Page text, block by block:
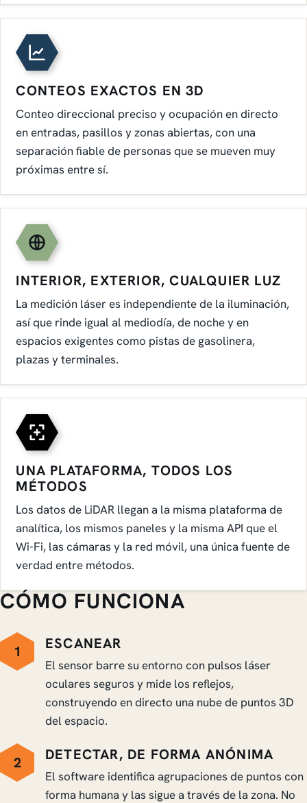
CONTEOS EXACTOS EN 3D
Conteo direccional preciso y ocupación en directo
en entradas, pasillos y zonas abiertas, con una
separación fiable de personas que se mueven muy
próximas entre sí.
INTERIOR, EXTERIOR, CUALQUIER LUZ
La medición láser es independiente de la iluminación,
así que rinde igual al mediodía, de noche y en
espacios exigentes como pistas de gasolinera,
plazas y terminales.
UNA PLATAFORMA, TODOS LOS
MÉTODOS
Los datos de LiDAR llegan a la misma plataforma de
analítica, los mismos paneles y la misma API que el
Wi-Fi, las cámaras y la red móvil, una única fuente de
verdad entre métodos.
CÓMO FUNCIONA
1 ESCANEAR
El sensor barre su entorno con pulsos láser
oculares seguros y mide los reflejos,
construyendo en directo una nube de puntos 3D
del espacio.
2 DETECTAR, DE FORMA ANÓNIMA
El software identifica agrupaciones de puntos con
forma humana y las sigue a través de la zona. No